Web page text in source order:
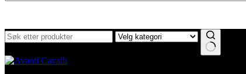
Ingen